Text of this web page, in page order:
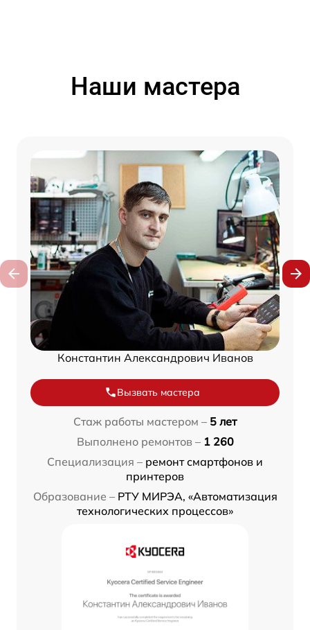
Наши мастера
Константин Александрович Иванов
Вызвать мастера
Стаж работы мастером – 5 лет
Выполнено ремонтов – 1 260
Специализация – ремонт смартфонов и
принтеров
Образование – РТУ МИРЭА, «Автоматизация
технологических процессов»